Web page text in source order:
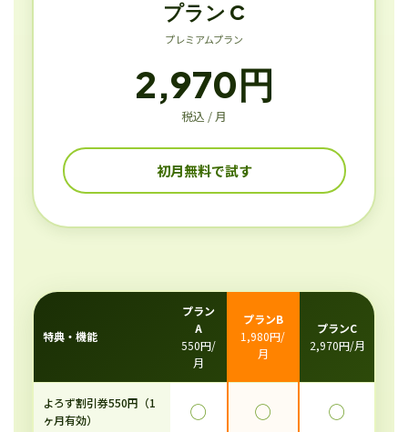
プラン C
プレミアムプラン
2,970円
税込 / 月
初月無料で試す
特典・機能
プラン
A
550円/
月
プランB
1,980円/
月
プランC
2,970円/月
よろず割引券550円（1
ヶ月有効）
◯ ◯ ◯